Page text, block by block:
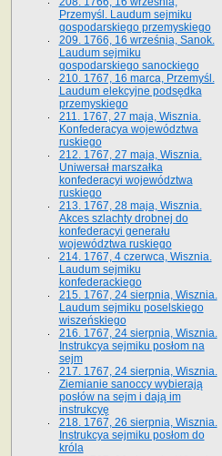
Przemyśl. Laudum sejmiku
gospodarskiego przemyskiego
209. 1766, 16 września, Sanok.
Laudum sejmiku
gospodarskiego sanockiego
210. 1767, 16 marca, Przemyśl.
Laudum elekcyjne podsędka
przemyskiego
211. 1767, 27 maja, Wisznia.
Konfederacya województwa
ruskiego
212. 1767, 27 maja, Wisznia.
Uniwersał marszałka
konfederacyi województwa
ruskiego
213. 1767, 28 maja, Wisznia.
Akces szlachty drobnej do
konfederacyi generału
województwa ruskiego
214. 1767, 4 czerwca, Wisznia.
Laudum sejmiku
konfederackiego
215. 1767, 24 sierpnia, Wisznia.
Laudum sejmiku poselskiego
wiszeńskiego
216. 1767, 24 sierpnia, Wisznia.
Instrukcya sejmiku posłom na
sejm
217. 1767, 24 sierpnia, Wisznia.
Ziemianie sanoccy wybierają
posłów na sejm i dają im
instrukcyę
218. 1767, 26 sierpnia, Wisznia.
Instrukcya sejmiku posłom do
króla